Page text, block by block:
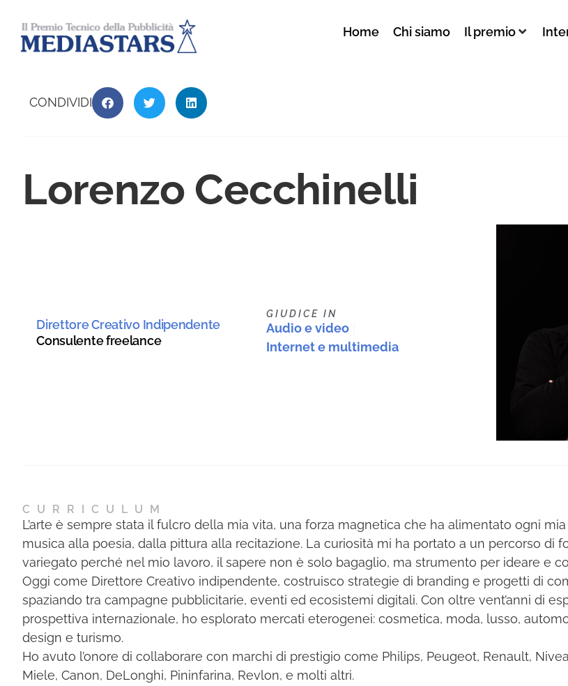
Home Chi siamo Il premio
CONDIVIDI
Lorenzo Cecchinelli
Direttore Creativo Indipendente
Consulente freelance
GIUDICE IN
Audio e video
Internet e multimedia
CURRICULUM
L’arte è sempre stata il fulcro della mia vita, una forza magnetica che ha alimentato ogni
musica alla poesia, dalla pittura alla recitazione. La curiosità mi ha portato a un percorso di
variegato perché nel mio lavoro, il sapere non è solo bagaglio, ma strumento per ideare e
Oggi come Direttore Creativo indipendente, costruisco strategie di branding e progetti di
spaziando tra campagne pubblicitarie, eventi ed ecosistemi digitali. Con oltre vent’anni di
prospettiva internazionale, ho esplorato mercati eterogenei: cosmetica, moda, lusso,
design e turismo.
Ho avuto l’onore di collaborare con marchi di prestigio come Philips, Peugeot, Renault,
Miele, Canon, DeLonghi, Pininfarina, Revlon, e molti altri.